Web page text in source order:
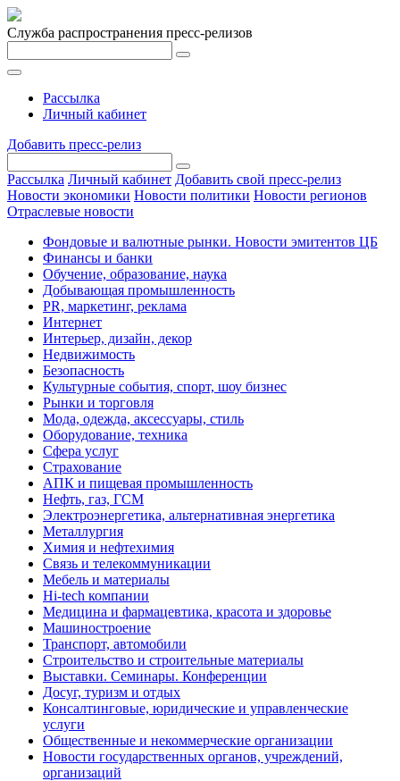
Служба распространения пресс-релизов
Рассылка
Личный кабинет
Добавить пресс-релиз
Рассылка Личный кабинет Добавить свой пресс-релиз
Новости экономики Новости политики Новости регионов
Отраслевые новости
Фондовые и валютные рынки. Новости эмитентов ЦБ
Финансы и банки
Обучение, образование, наука
Добывающая промышленность
PR, маркетинг, реклама
Интернет
Интерьер, дизайн, декор
Недвижимость
Безопасность
Культурные события, спорт, шоу бизнес
Рынки и торговля
Мода, одежда, аксессуары, стиль
Оборудование, техника
Сфера услуг
Страхование
АПК и пищевая промышленность
Нефть, газ, ГСМ
Электроэнергетика, альтернативная энергетика
Металлургия
Химия и нефтехимия
Связь и телекоммуникации
Мебель и материалы
Hi-tech компании
Медицина и фармацевтика, красота и здоровье
Машиностроение
Транспорт, автомобили
Строительство и строительные материалы
Выставки. Семинары. Конференции
Досуг, туризм и отдых
Консалтинговые, юридические и управленческие
услуги
Общественные и некоммерческие организации
Новости государственных органов, учреждений,
организаций